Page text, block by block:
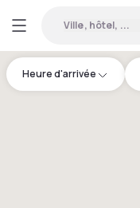
Ville, hôtel, ...
Heure d'arrivée